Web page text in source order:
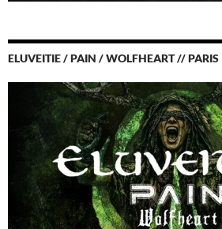
ELUVEITIE / PAIN / WOLFHEART // PARIS